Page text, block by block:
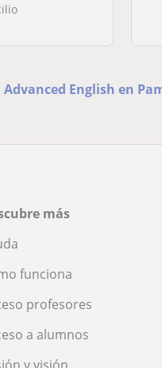
English en
más
funciona
profesores
a alumnos
y visión